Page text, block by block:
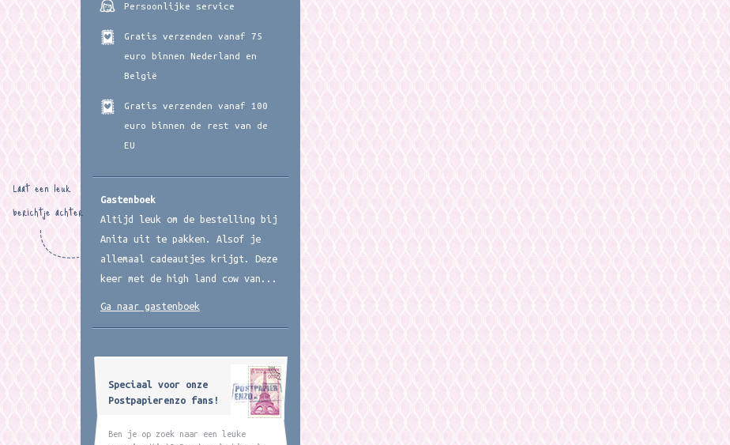
Persoonlijke service
Gratis verzenden vanaf 75
euro binnen Nederland en
België
Gratis verzenden vanaf 100
euro binnen de rest van de
EU
Gastenboek
Altijd leuk om de bestelling bij
Anita uit te pakken. Alsof je
allemaal cadeautjes krijgt. Deze
keer met de high land cow van...
Laat een leuk
berichtje achter
Ga naar gastenboek
Speciaal voor onze
Postpapierenzo fans!
Ben je op zoek naar een leuke